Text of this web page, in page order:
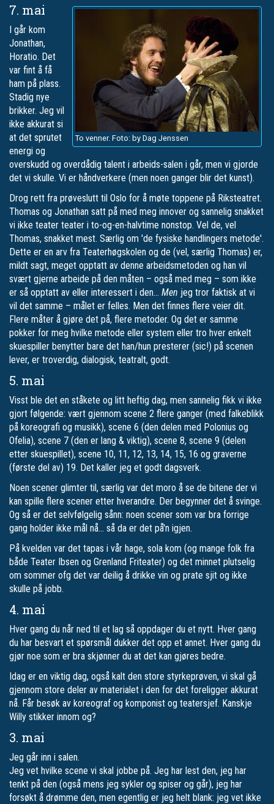
To venner. Foto: by Dag Jenssen
7. mai
I går kom
Jonathan,
Horatio. Det
var fint å få
ham på plass.
Stadig nye
brikker. Jeg vil
ikke akkurat si
at det sprutet
energi og
overskudd og overdådig talent i arbeids-salen i går, men vi gjorde
det vi skulle. Vi er håndverkere (men noen ganger blir det kunst).
Drog rett fra prøveslutt til Oslo for å møte toppene på Riksteatret.
Thomas og Jonathan satt på med meg innover og sannelig snakket
vi ikke teater teater i to-og-en-halvtime nonstop. Vel de, vel
Thomas, snakket mest. Særlig om 'de fysiske handlingers metode'.
Dette er en arv fra Teaterhøgskolen og de (vel, særlig Thomas) er,
mildt sagt, meget opptatt av denne arbeidsmetoden og han vil
svært gjerne arbeide på den måten – også med meg – som ikke
er så opptatt av eller interessert i den… Men jeg tror faktisk at vi
vil det samme – målet er felles. Men det finnes flere veier dit.
Flere måter å gjøre det på, flere metoder. Og det er samme
pokker for meg hvilke metode eller system eller tro hver enkelt
skuespiller benytter bare det han/hun presterer (sic!) på scenen
lever, er troverdig, dialogisk, teatralt, godt.
5. mai
Visst ble det en ståkete og litt heftig dag, men sannelig fikk vi ikke
gjort følgende: vært gjennom scene 2 flere ganger (med falkeblikk
på koreografi og musikk), scene 6 (den delen med Polonius og
Ofelia), scene 7 (den er lang & viktig), scene 8, scene 9 (delen
etter skuespillet), scene 10, 11, 12, 13, 14, 15, 16 og graverne
(første del av) 19. Det kaller jeg et godt dagsverk.
Noen scener glimter til, særlig var det moro å se de bitene der vi
kan spille flere scener etter hverandre. Der begynner det å svinge.
Og så er det selvfølgelig sånn: noen scener som var bra forrige
gang holder ikke mål nå… så da er det på'n igjen.
På kvelden var det tapas i vår hage, sola kom (og mange folk fra
både Teater Ibsen og Grenland Friteater) og det minnet plutselig
om sommer ofg det var deilig å drikke vin og prate sjit og ikke
skulle på jobb.
4. mai
Hver gang du når ned til et lag så oppdager du et nytt. Hver gang
du har besvart et spørsmål dukker det opp et annet. Hver gang du
gjør noe som er bra skjønner du at det kan gjøres bedre.
Idag er en viktig dag, også kalt den store styrkeprøven, vi skal gå
gjennom store deler av materialet i den for det foreligger akkurat
nå. Får besøk av koreograf og komponist og teatersjef. Kanskje
Willy stikker innom og?
3. mai
Jeg går inn i salen.
Jeg vet hvilke scene vi skal jobbe på. Jeg har lest den, jeg har
tenkt på den (også mens jeg sykler og spiser og går), jeg har
forsøkt å drømme den, men egentlig er jeg helt blank: jeg vet ikke